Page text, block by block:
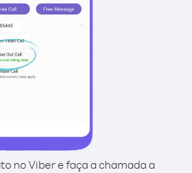
no Viber e faça a chamada a